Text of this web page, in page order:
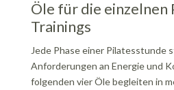
Öle für die einzelnen
Trainings
Jede Phase einer Pilatesstunde
Anforderungen an Energie und
folgenden vier Öle begleiten in